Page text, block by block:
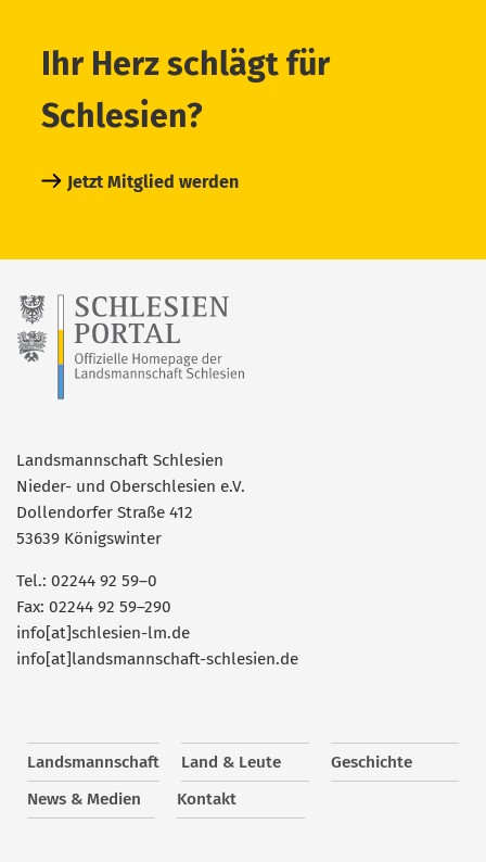
Ihr Herz schlägt für
Schlesien?
Jetzt Mitglied werden
Landsmannschaft Schlesien
Nieder- und Oberschlesien e.V.
Dollendorfer Straße 412
53639 Königswinter
Tel.: 02244 92 59–0
Fax: 02244 92 59–290
info[at]schlesien-lm.de
info[at]landsmannschaft-schlesien.de
Landsmannschaft Land & Leute
Geschichte
News & Medien
Kontakt